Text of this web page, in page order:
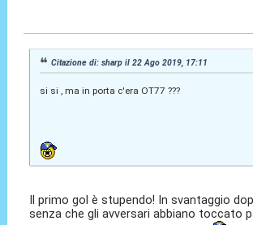
Citazione di: sharp il 22 Ago 2019, 17:11
si si , ma in porta c'era OT77 ???
Il primo gol è stupendo! In svantaggio
senza che gli avversari abbiano toccato